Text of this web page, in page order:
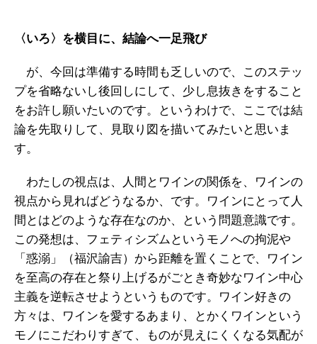
〈いろ〉を横目に、結論へ一足飛び
が、今回は準備する時間も乏しいので、このステッ
プを省略ないし後回しにして、少し息抜きをすること
をお許し願いたいのです。というわけで、ここでは結
論を先取りして、見取り図を描いてみたいと思いま
す。
わたしの視点は、人間とワインの関係を、ワインの
視点から見ればどうなるか、です。ワインにとって人
間とはどのような存在なのか、という問題意識です。
この発想は、フェティシズムというモノへの拘泥や
「惑溺」（福沢諭吉）から距離を置くことで、ワイン
を至高の存在と祭り上げるがごとき奇妙なワイン中心
主義を逆転させようというものです。ワイン好きの
方々は、ワインを愛するあまり、とかくワインという
モノにこだわりすぎて、ものが見えにくくなる気配が